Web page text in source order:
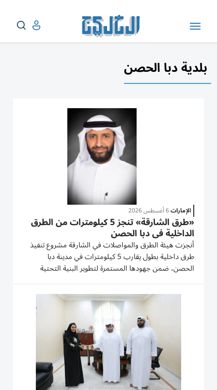
بلدية دبا الحصن
الإمارات6 أغسطس 2026
«طرق الشارقة» تنجز 5 كيلومترات من الطرق
الداخلية في دبا الحصن
أنجزت هيئة الطرق والمواصلات في الشارقة مشروع تنفيذ
طرق داخلية بطول يقارب 5 كيلومترات في مدينة دبا
الحصن، ضمن جهودها المستمرة لتطوير البنية التحتية
وتعزيز شبكة الطرق في مختلف مدن الإمارة. ويشمل
المشروع المنطقة الصناعية وعدداً من الأحياء السكنية، مع
تنفيذ أعمال متكاملة...